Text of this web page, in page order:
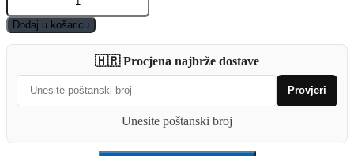
lignje
SG
3D
Shrimp
JIG
Dodaj u košaricu
🇭🇷 Procjena najbrže dostave
Provjeri
Unesite poštanski broj